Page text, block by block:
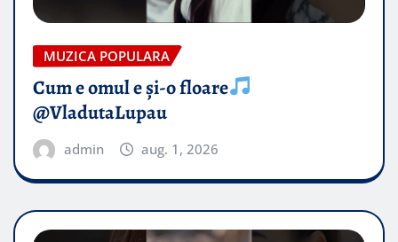
MUZICA POPULARA
Cum e omul e și-o floare
@VladutaLupau
admin aug. 1, 2026